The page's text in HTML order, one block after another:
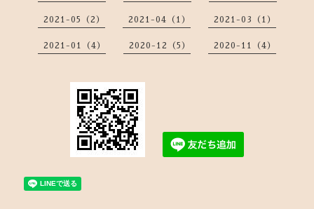
2021-05（2） 2021-04（1） 2021-03（1）
2021-01（4） 2020-12（5） 2020-11（4）